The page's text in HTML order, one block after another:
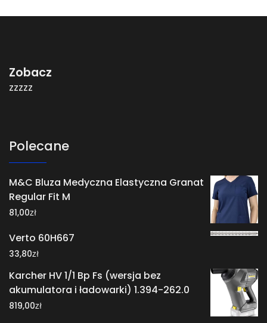
Zobacz
zzzzz
Polecane
M&C Bluza Medyczna Elastyczna Granat
Regular Fit M
81,00zł
Verto 60H667
33,80zł
Karcher HV 1/1 Bp Fs (wersja bez
akumulatora i ładowarki) 1.394-262.0
819,00zł